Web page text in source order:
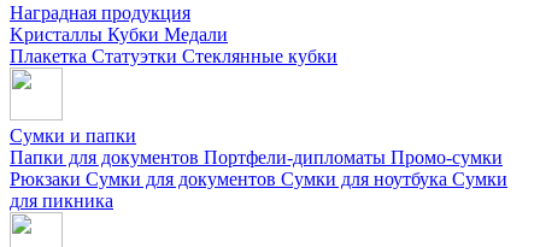
Наградная продукция
Kристаллы Кубки Медали
Плакетка Статуэтки Стеклянные кубки
Сумки и папки
Папки для документов Портфели-дипломаты Промо-сумки
Рюкзаки Сумки для документов Сумки для ноутбука Сумки
для пикника